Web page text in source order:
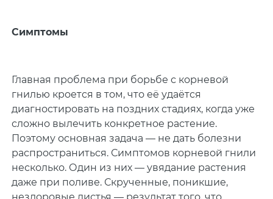
Симптомы
Главная проблема при борьбе с корневой
гнилью кроется в том, что её удаётся
диагностировать на поздних стадиях, когда уже
сложно вылечить конкретное растение.
Поэтому основная задача — не дать болезни
распространиться. Симптомов корневой гнили
несколько. Один из них — увядание растения
даже при поливе. Скрученные, поникшие,